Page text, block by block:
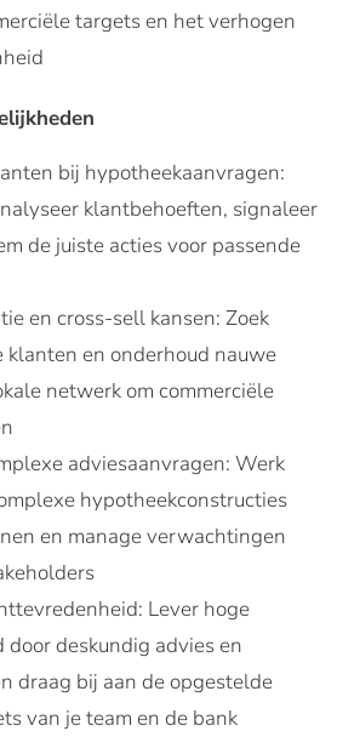
targets en het verhogen
bij hypotheekaanvragen:
klantbehoeften, signaleer
de juiste acties voor passende
en cross-sell kansen: Zoek
klanten en onderhoud nauwe
netwerk om commerciële
adviesaanvragen: Werk
hypotheekconstructies
en manage verwachtingen
Lever hoge
deskundig advies en
draag bij aan de opgestelde
van je team en de bank